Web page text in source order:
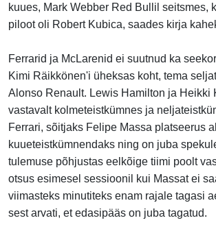
kuues, Mark Webber Red Bullil seitsmes,
piloot oli Robert Kubica, saades kirja
Ferrarid ja McLarenid ei suutnud ka
Kimi Räikkönen'i üheksas koht, tema
Alonso Renault. Lewis Hamilton ja Heikki
vastavalt kolmeteistkümnes ja
Ferrari, sõitjaks Felipe Massa platseerus
kuueteistkümnendaks ning on juba
tulemuse põhjustas eelkõige tiimi poolt
otsus esimesel sessioonil kui Massat ei
viimasteks minutiteks enam rajale tagasi
sest arvati, et edasipääs on juba tagatud.